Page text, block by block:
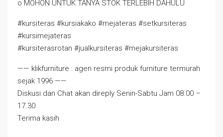
o MOHON UNTUK TANYA STOK TERLEBIH DAHULU
#kursiteras #kursiakako #mejateras #setkursiteras
#kursimejateras
#kursiterasrotan #jualkursiteras #mejakursiteras
—— klikfurniture : agen resmi produk furniture termurah
sejak 1996 ——
Diskusi dan Chat akan direply Senin-Sabtu Jam 08.00 –
17.30
Terima kasih